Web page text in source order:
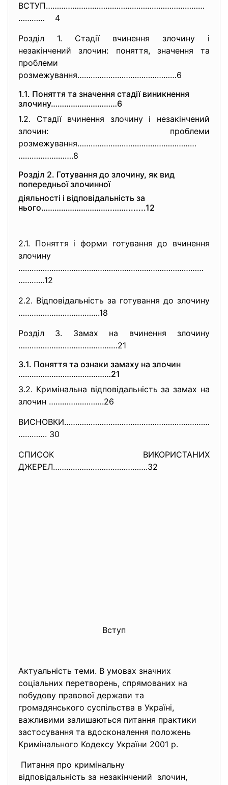
ВСТУП………………………………………………………………
………… 4
Розділ 1. Стадії вчинення злочину і
незакінчений злочин: поняття, значення та
проблеми
розмежування………………………………………6
1.1. Поняття та значення стадії виникнення
злочину…………………………6
1.2. Стадії вчинення злочину і незакінчений
злочин: проблеми
розмежування………………………………………………
…………………….8
Розділ 2. Готування до злочину, як вид
попередньої злочинної
діяльності і відповідальність за
нього…………………………..……........12
2.1. Поняття і форми готування до вчинення
злочину
…………………………………………………………………………
…………12
2.2. Відповідальність за готування до злочину
……………………………….18
Розділ 3. Замах на вчинення злочину
………………………………………21
3.1. Поняття та ознаки замаху на злочин
……………………………………21
3.2. Кримінальна відповідальність за замах на
злочин …………………….26
ВИСНОВКИ…………………………………………………………
…………. 30
СПИСОК ВИКОРИСТАНИХ
ДЖЕРЕЛ…………………………………….32
Вступ
Актуальність теми. В умовах значних
соціальних перетворень, спрямованих на
побудову правової держави та
громадянського суспільства в Україні,
важливими залишаються питання практики
застосування та вдосконалення положень
Кримінального Кодексу України 2001 р.
Питання про кримінальну
відповідальність за незакінчений злочин,